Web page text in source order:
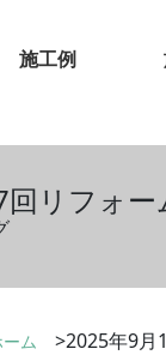
施工例
リフォー
ム 2025年9月